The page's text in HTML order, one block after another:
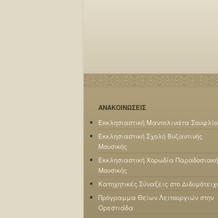
ΑΝΑΚΟΙΝΩΣΕΙΣ
Εκκλησιαστική Μαντολινάτα
Εκκλησιαστική Σχολή Βυζαντινής
Μουσικής
Εκκλησιαστική Χορωδία
Μουσικής
Κατηχητικές Σύναξεις στο
Πρόγραμμα Θείων Λειτουργιών στην
Ορεστιάδα